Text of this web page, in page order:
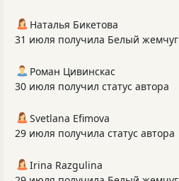
Наталья Бикетова
31 июля получила Белый жемчуг
Роман Цивинскас
30 июля получил статус автора
Svetlana Efimova
29 июля получила статус автора
Irina Razgulina